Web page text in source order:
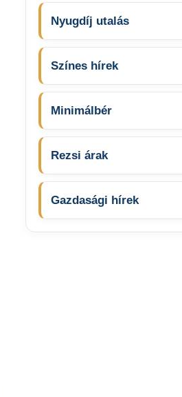
Nyugdíj utalás
Színes hírek
Minimálbér
Rezsi árak
Gazdasági hírek